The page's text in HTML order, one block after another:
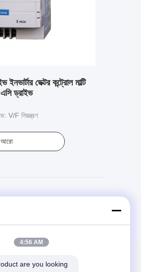
ভেক্টর কন্ট্রোল মাল্টি
ড্রাইভ
V/F নিয়ন্ত্রণ
আরো
মেইল করুন
4:56 AM
are you looking